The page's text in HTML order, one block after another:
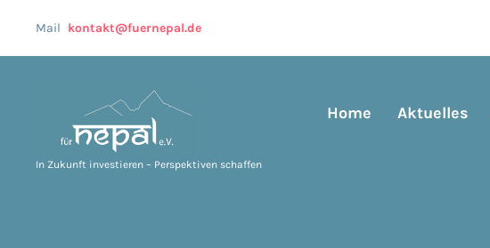
Mail kontakt@fuernepal.de
In Zukunft investieren – Perspektiven schaffen
Home Aktuelles